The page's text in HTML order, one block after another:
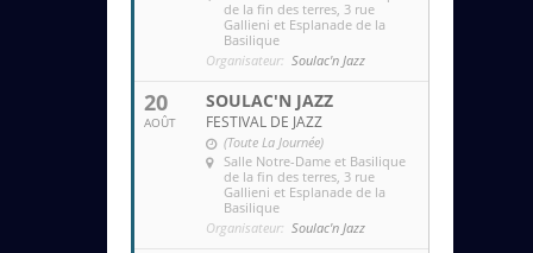
de la fin des terres , 3 rue
Gallieni et Esplanade de la
Basilique
Organisateur: Soulac'n Jazz
20
AOÛT
SOULAC'N JAZZ
FESTIVAL DE JAZZ
(Toute La Journée)
Salle Notre-Dame et Basilique
de la fin des terres , 3 rue
Gallieni et Esplanade de la
Basilique
Organisateur: Soulac'n Jazz